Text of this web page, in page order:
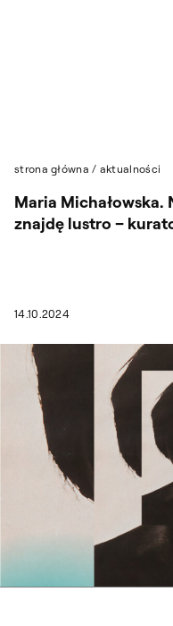
strona główna / aktualności
14.10.2024
Maria
znajdę lustro –
„PATRZĄC W SŁOŃCE.